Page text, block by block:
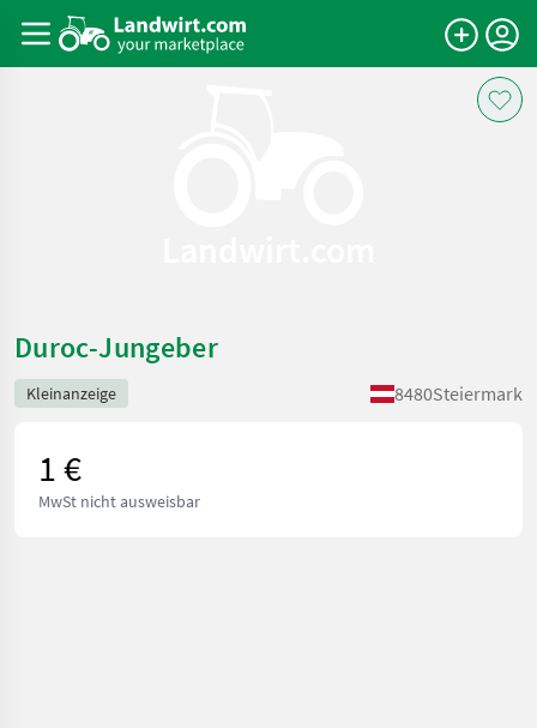
Duroc-Jungeber
Kleinanzeige 8480Steiermark
1 €
MwSt nicht ausweisbar